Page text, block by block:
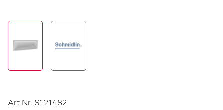
Art.Nr. S121482